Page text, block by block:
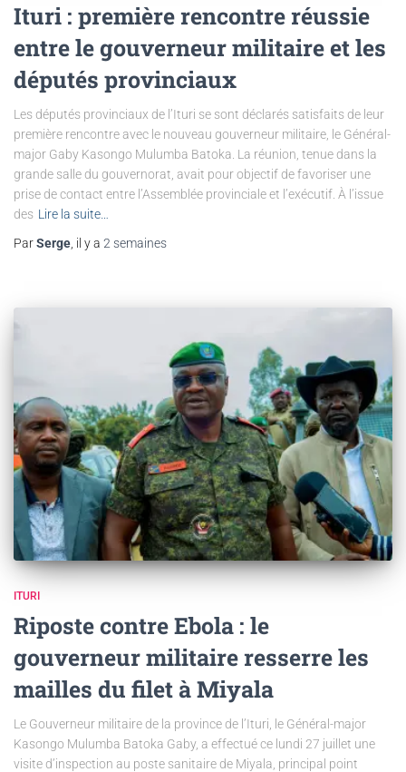
Ituri : première rencontre réussie
entre le gouverneur militaire et les
députés provinciaux
Les députés provinciaux de l’Ituri se sont déclarés satisfaits de leur
première rencontre avec le nouveau gouverneur militaire, le Général-
major Gaby Kasongo Mulumba Batoka. La réunion, tenue dans la
grande salle du gouvernorat, avait pour objectif de favoriser une
prise de contact entre l’Assemblée provinciale et l’exécutif. À l’issue
des Lire la suite…
ParSerge , il y a 2 semaines
ITURI
Riposte contre Ebola : le
gouverneur militaire resserre les
mailles du filet à Miyala
Le Gouverneur militaire de la province de l’Ituri, le Général-major
Kasongo Mulumba Batoka Gaby, a effectué ce lundi 27 juillet une
visite d’inspection au poste sanitaire de Miyala, principal point